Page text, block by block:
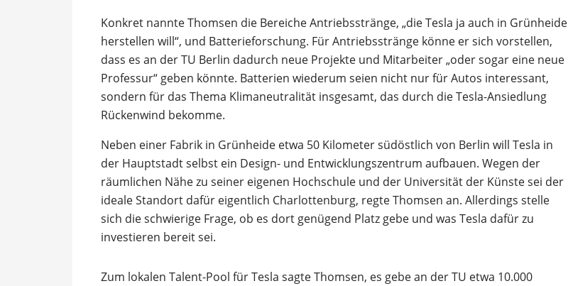
Konkret nannte Thomsen die Bereiche Antriebsstränge, „die Tesla ja auch in Grünheide
herstellen will“, und Batterieforschung. Für Antriebsstränge könne er sich vorstellen,
dass es an der TU Berlin dadurch neue Projekte und Mitarbeiter „oder sogar eine neue
Professur“ geben könnte. Batterien wiederum seien nicht nur für Autos interessant,
sondern für das Thema Klimaneutralität insgesamt, das durch die Tesla-Ansiedlung
Rückenwind bekomme.
Neben einer Fabrik in Grünheide etwa 50 Kilometer südöstlich von Berlin will Tesla in
der Hauptstadt selbst ein Design- und Entwicklungszentrum aufbauen. Wegen der
räumlichen Nähe zu seiner eigenen Hochschule und der Universität der Künste sei der
ideale Standort dafür eigentlich Charlottenburg, regte Thomsen an. Allerdings stelle
sich die schwierige Frage, ob es dort genügend Platz gebe und was Tesla dafür zu
investieren bereit sei.
Zum lokalen Talent-Pool für Tesla sagte Thomsen, es gebe an der TU etwa 10.000